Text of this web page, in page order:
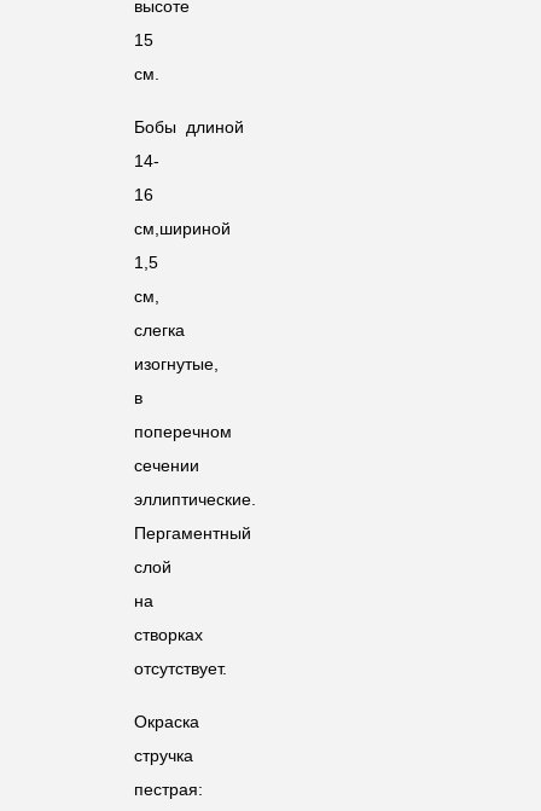
высоте
15
см.
Бобы длиной
14-
16
см,шириной
1,5
см,
слегка
изогнутые,
в
поперечном
сечении
эллиптические.
Пергаментный
слой
на
створках
отсутствует.
Окраска
стручка
пестрая: